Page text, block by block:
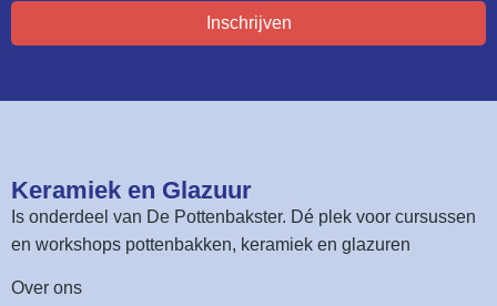
Inschrijven
Keramiek en Glazuur​
Is onderdeel van De Pottenbakster. Dé plek voor cursussen
en workshops pottenbakken, keramiek en glazuren
Over ons